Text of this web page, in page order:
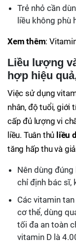
Trẻ nhỏ cần
liều không phù
Xem thêm:
Liều lượng
hợp hiệu
Việc sử dụng
nhân, độ tuổi, giới
cấp đủ lượng vi
liều. Tuân thủ liều
tăng hấp thu và
Nên dùng
chỉ định bác sĩ,
Các vitamin
cơ thể, dùng
tối đa an toàn
vitamin D là